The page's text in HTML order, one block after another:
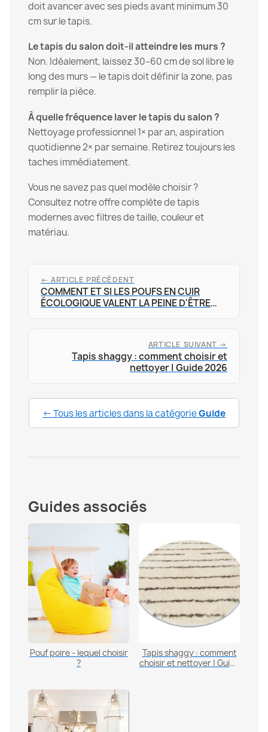
doit avancer avec ses pieds avant minimum 30
cm sur le tapis.
Le tapis du salon doit-il atteindre les murs ?
Non. Idéalement, laissez 30–60 cm de sol libre le
long des murs — le tapis doit définir la zone, pas
remplir la pièce.
À quelle fréquence laver le tapis du salon ?
Nettoyage professionnel 1× par an, aspiration
quotidienne 2× par semaine. Retirez toujours les
taches immédiatement.
Vous ne savez pas quel modèle choisir ?
Consultez notre offre complète de tapis
modernes avec filtres de taille, couleur et
matériau.
← ARTICLE PRÉCÉDENT
COMMENT ET SI LES POUFS EN CUIR
ÉCOLOGIQUE VALENT LA PEINE D'ÊTRE
ARTICLE SUIVANT →
Tapis shaggy : comment choisir et
nettoyer | Guide 2026
← Tous les articles dans la catégorieGuide
Guides associés
Pouf poire - lequel choisir
?
Tapis shaggy : comment
choisir et nettoyer | Guide